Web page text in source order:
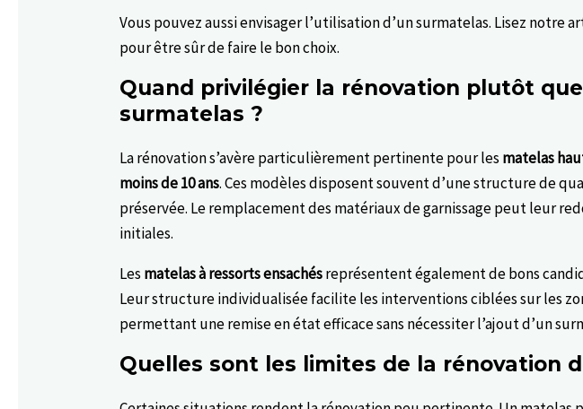
Vous pouvez aussi envisager l’utilisation d’un surmatelas. Lisez notre
pour être sûr de faire le bon choix.
Quand privilégier la rénovation plutôt que
surmatelas ?
La rénovation s’avère particulièrement pertinente pour les matelas
moins de 10 ans. Ces modèles disposent souvent d’une structure de
préservée. Le remplacement des matériaux de garnissage peut leur
initiales.
Les matelas à ressorts ensachésreprésentent également de bons
Leur structure individualisée facilite les interventions ciblées sur les
permettant une remise en état efficace sans nécessiter l’ajout d’un
Quelles sont les limites de la rénovation